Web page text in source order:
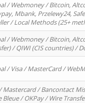
/ Webmoney / Bitcoin,
Mbank, Przelewy24,
/ Local Methods (25+
/ Webmoney / Bitcoin,
/ QIWI (CIS countries) /
/ Visa / MasterCard /
Mastercard / Bancontact
Bleue / OKPay / Wire